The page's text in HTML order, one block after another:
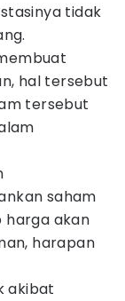
tidak
hal tersebut
tersebut
saham
harga akan
harapan
akibat